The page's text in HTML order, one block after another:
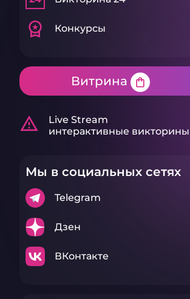
workspace_premium Конкурсы
Витрина shopping_bag
warning_amber
Live Stream
интерактивные викторины
Мы в социальных сетях
Telegram
Дзен
ВКонтакте